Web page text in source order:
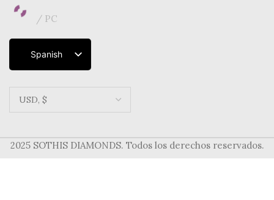
PC
Spanish
English
German
Italian
2025 SOTHIS DIAMONDS. Todos los derechos reservados.